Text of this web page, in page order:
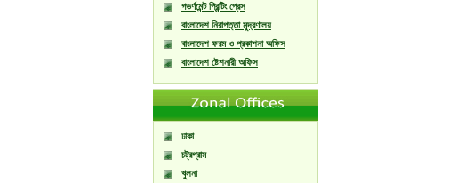
গভর্ণমেন্ট প্রিন্টিং প্রেস
বাংলাদেশ নিরাপত্তা মুদ্রণালয়
বাংলাদেশ ফরম ও প্রকাশনা অফিস
বাংলাদেশ ষ্টেশনারী অফিস
ঢাকা
চট্রগ্রাম
খুলনা